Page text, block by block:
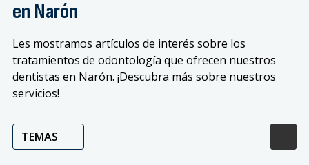
en Narón
Les mostramos artículos de interés sobre los
tratamientos de odontología que ofrecen nuestros
dentistas en Narón. ¡Descubra más sobre nuestros
servicios!
TEMAS